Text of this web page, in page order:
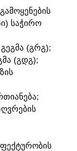
ᲡᲐᲭᲘᲠᲝ
(ᲒᲠᲒ);
(ᲒᲓᲒ);